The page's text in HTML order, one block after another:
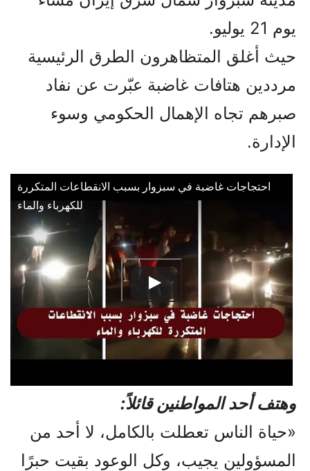
يوم 21 يوليو.
حیث أغلق المتظاهرون الطرق الرئيسية
مرددين هتافات غاضبة عبّرت عن نفاد
صبرهم تجاه الإهمال الحكومي وسوء
الإدارة.
احتجاجات غاضبة في سبزوار بسبب الانقطاعات المتكررة
للكهرباء والماء
وهتف أحد المواطنين قائلاً:
«حياة الناس تعطلت بالكامل، لا أحد من
المسؤولين يجيب، وكل الوعود بقيت حبرًا